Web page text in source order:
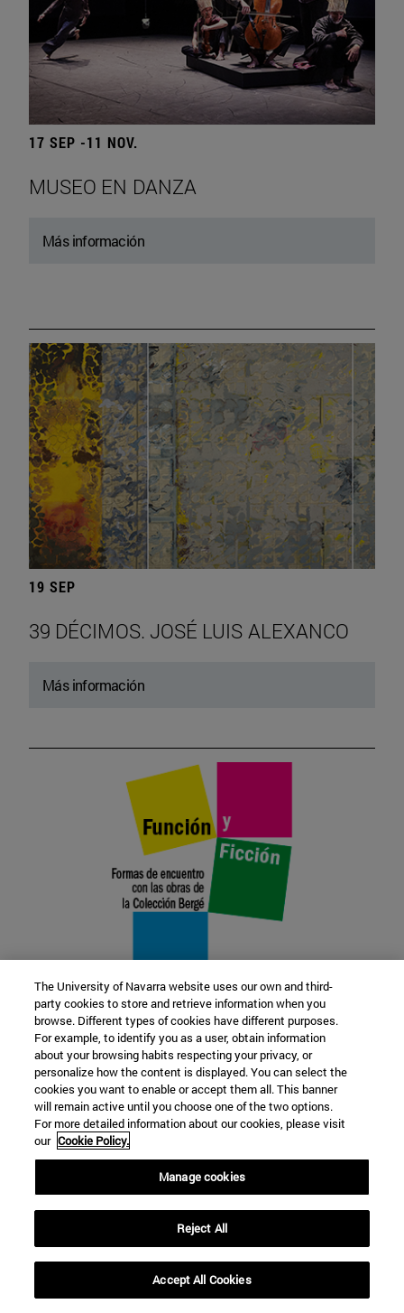
17 SEP -11 NOV.
MUSEO EN DANZA
Más información
19 SEP
39 DÉCIMOS. JOSÉ LUIS ALEXANCO
Más información
22 SEP
FUNCIÓN Y FICCIÓN. Varios artistas
Más información
The University of Navarra website uses our own and third-
party cookies to store and retrieve information when you
browse. Different types of cookies have different purposes.
For example, to identify you as a user, obtain information
about your browsing habits respecting your privacy, or
personalize how the content is displayed. You can select the
cookies you want to enable or accept them all. This banner
will remain active until you choose one of the two options.
For more detailed information about our cookies, please visit
our Cookie Policy.
Manage cookies
Reject All
Accept All Cookies